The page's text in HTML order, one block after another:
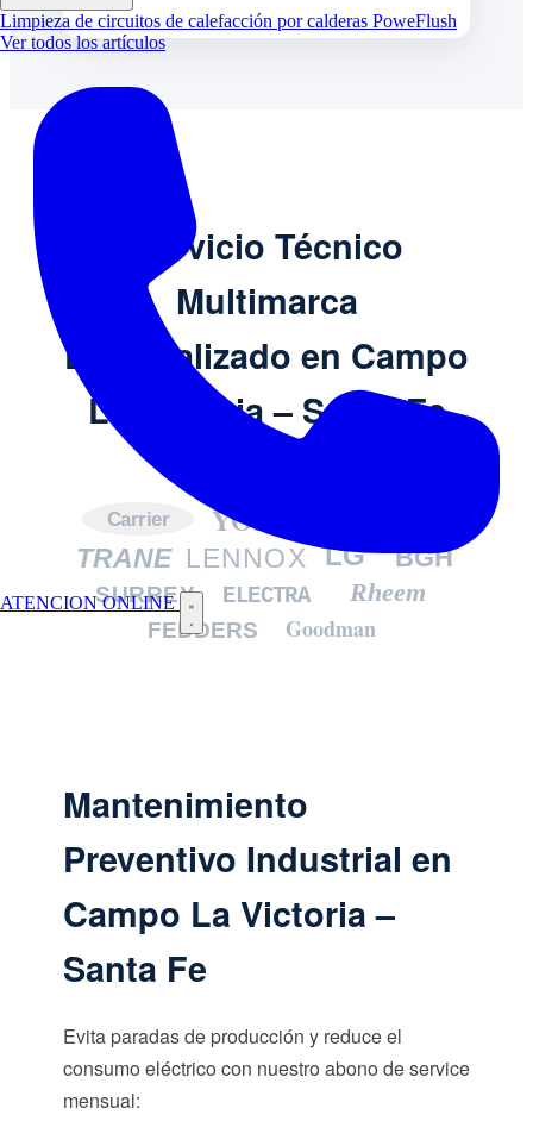
Limpieza de circuitos de calefacción por calderas PoweFlush
Ver todos los artículos
ATENCION ONLINE
Servicio Técnico
Multimarca
Especializado en Campo
La Victoria – Santa Fe
Carrier YORK
TRANE LENNOX LG BGH
SURREY ELECTRA Rheem
FEDDERS Goodman
Mantenimiento
Preventivo Industrial en
Campo La Victoria –
Santa Fe
Evita paradas de producción y reduce el
consumo eléctrico con nuestro abono de service
mensual: